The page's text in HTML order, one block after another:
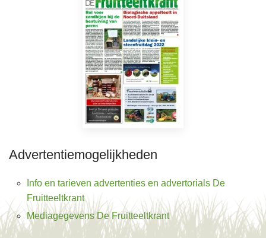
Advertentiemogelijkheden
Info en tarieven advertenties en advertorials De
Fruitteeltkrant
Mediagegevens De Fruitteeltkrant